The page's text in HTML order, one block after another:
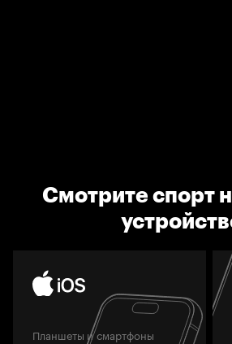
Смотрите спорт
Планшеты и смартфоны